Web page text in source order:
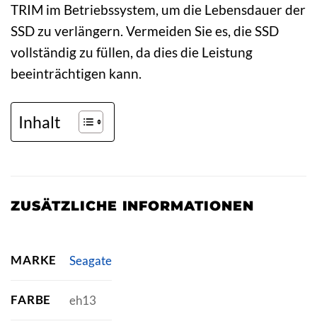
TRIM im Betriebssystem, um die Lebensdauer der
SSD zu verlängern. Vermeiden Sie es, die SSD
vollständig zu füllen, da dies die Leistung
beeinträchtigen kann.
Inhalt
ZUSÄTZLICHE INFORMATIONEN
MARKE Seagate
FARBE eh13